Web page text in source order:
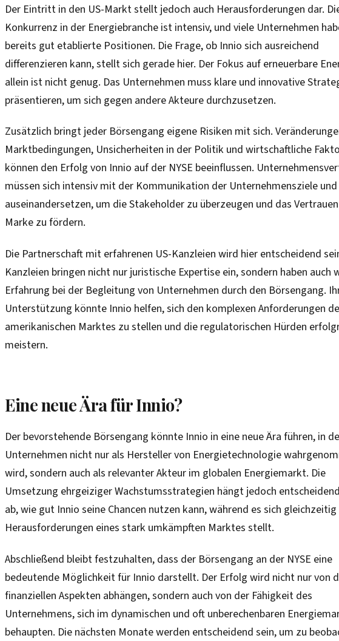
Der Eintritt in den US-Markt stellt jedoch auch Herausforderungen dar.
Konkurrenz in der Energiebranche ist intensiv, und viele Unternehmen
bereits gut etablierte Positionen. Die Frage, ob Innio sich ausreichend
differenzieren kann, stellt sich gerade hier. Der Fokus auf erneuerbare
allein ist nicht genug. Das Unternehmen muss klare und innovative
präsentieren, um sich gegen andere Akteure durchzusetzen.
Zusätzlich bringt jeder Börsengang eigene Risiken mit sich.
Marktbedingungen, Unsicherheiten in der Politik und wirtschaftliche
können den Erfolg von Innio auf der NYSE beeinflussen.
müssen sich intensiv mit der Kommunikation der Unternehmensziele
auseinandersetzen, um die Stakeholder zu überzeugen und das
Marke zu fördern.
Die Partnerschaft mit erfahrenen US-Kanzleien wird hier entscheidend
Kanzleien bringen nicht nur juristische Expertise ein, sondern haben auch
Erfahrung bei der Begleitung von Unternehmen durch den Börsengang.
Unterstützung könnte Innio helfen, sich den komplexen Anforderungen
amerikanischen Marktes zu stellen und die regulatorischen Hürden
meistern.
Eine neue Ära für Innio?
Der bevorstehende Börsengang könnte Innio in eine neue Ära führen, in
Unternehmen nicht nur als Hersteller von Energietechnologie
wird, sondern auch als relevanter Akteur im globalen Energiemarkt. Die
Umsetzung ehrgeiziger Wachstumsstrategien hängt jedoch
ab, wie gut Innio seine Chancen nutzen kann, während es sich gleichzeitig
Herausforderungen eines stark umkämpften Marktes stellt.
Abschließend bleibt festzuhalten, dass der Börsengang an der NYSE eine
bedeutende Möglichkeit für Innio darstellt. Der Erfolg wird nicht nur von
finanziellen Aspekten abhängen, sondern auch von der Fähigkeit des
Unternehmens, sich im dynamischen und oft unberechenbaren
behaupten. Die nächsten Monate werden entscheidend sein, um zu